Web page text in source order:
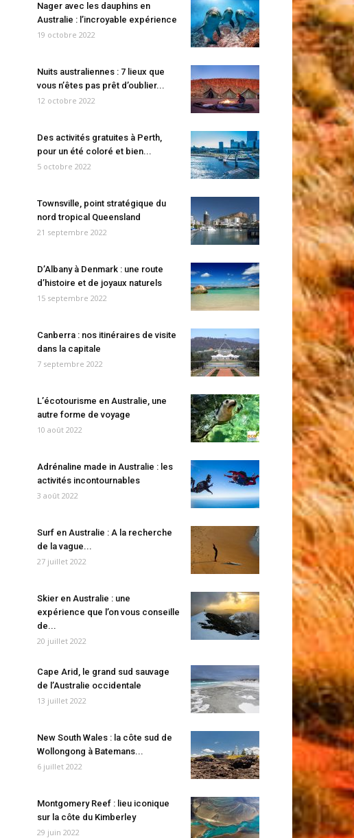
Nager avec les dauphins en
Australie : l’incroyable expérience
19 octobre 2022
Nuits australiennes : 7 lieux que
vous n’êtes pas prêt d’oublier...
12 octobre 2022
Des activités gratuites à Perth,
pour un été coloré et bien...
5 octobre 2022
Townsville, point stratégique du
nord tropical Queensland
21 septembre 2022
D’Albany à Denmark : une route
d’histoire et de joyaux naturels
15 septembre 2022
Canberra : nos itinéraires de visite
dans la capitale
7 septembre 2022
L’écotourisme en Australie, une
autre forme de voyage
10 août 2022
Adrénaline made in Australie : les
activités incontournables
3 août 2022
Surf en Australie : A la recherche
de la vague...
27 juillet 2022
Skier en Australie : une
expérience que l’on vous conseille
de...
20 juillet 2022
Cape Arid, le grand sud sauvage
de l’Australie occidentale
13 juillet 2022
New South Wales : la côte sud de
Wollongong à Batemans...
6 juillet 2022
Montgomery Reef : lieu iconique
sur la côte du Kimberley
29 juin 2022